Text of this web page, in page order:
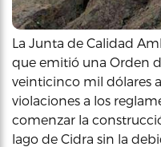
La Junta de Calidad
que emitió una Orden
veinticinco mil dólares
violaciones a los
comenzar la
lago de Cidra sin la